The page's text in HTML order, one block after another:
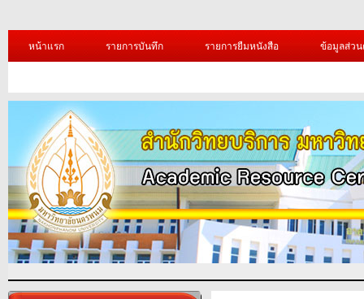
หน้าแรก รายการบันทึก รายการยืมหนังสือ ข้อมูลส่ว